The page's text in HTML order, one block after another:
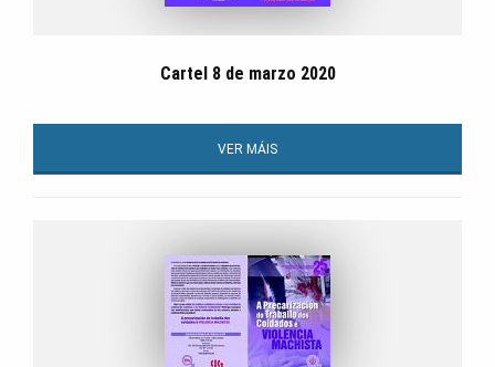
Cartel 8 de marzo 2020
VER MÁIS